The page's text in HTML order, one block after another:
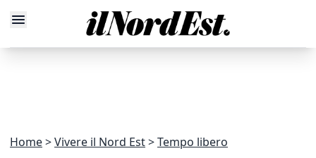
Home Vivere il Nord Est Tempo libero